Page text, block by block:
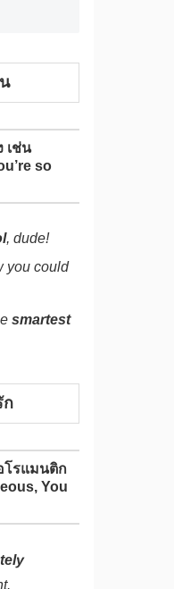
เช่น
so
, dude!
you could
smartest
ก
รแมนติก
You